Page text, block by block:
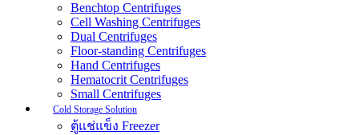
Benchtop Centrifuges
Cell Washing Centrifuges
Dual Centrifuges
Floor-standing Centrifuges
Hand Centrifuges
Hematocrit Centrifuges
Small Centrifuges
Cold Storage Solution
ตู้แช่แข็ง Freezer